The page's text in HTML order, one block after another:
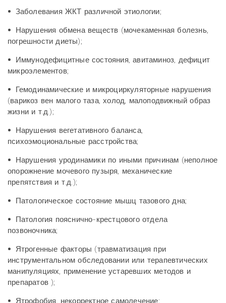
• Заболевания ЖКТ различной этиологии;
• Нарушения обмена веществ (мочекаменная болезнь,
погрешности диеты);
• Иммунодефицитные состояния, авитаминоз, дефицит
микроэлементов;
• Гемодинамические и микроциркуляторные нарушения
(варикоз вен малого таза, холод, малоподвижный образ
жизни и т.д.);
• Нарушения вегетативного баланса,
психоэмоциональные расстройства;
• Нарушения уродинамики по иными причинам (неполное
опорожнение мочевого пузыря, механические
препятствия и т.д.);
• Патологическое состояние мышц тазового дна;
• Патология пояснично-крестцового отдела
позвоночника;
• Ятрогенные факторы (травматизация при
инструментальном обследовании или терапевтических
манипуляциях, применение устаревших методов и
препаратов );
• Ятрофобия, некорректное самолечение;